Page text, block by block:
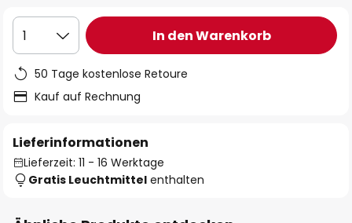
1 In den Warenkorb
50 Tage kostenlose Retoure
Kauf auf Rechnung
Lieferinformationen
Lieferzeit: 11 - 16 Werktage
Gratis Leuchtmittel enthalten